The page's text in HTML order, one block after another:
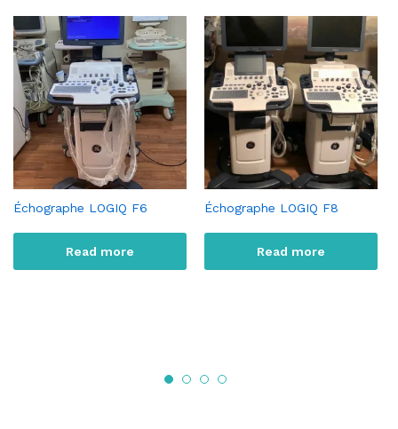
Échographe LOGIQ F6
Read more
Échographe LOGIQ F8
Read more